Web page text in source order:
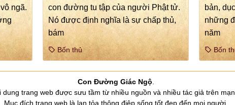
ngã.
con đường tu tập của người Phật tử.
Nó được định nghĩa là sự chấp thủ,
bám
Bốn thủ
bản,
những
năm
Bốn
Con Đường Giác Ngộ
dung trang web được sưu tầm từ nhiều nguồn và nhiều tác giả trên
Mục đích trang web là lan tỏa thông điệp sống tốt đẹp đến mọi người.